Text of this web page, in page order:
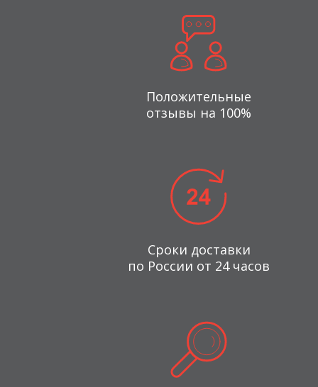
Положительные
отзывы на 100%
Сроки доставки
по России от 24 часов